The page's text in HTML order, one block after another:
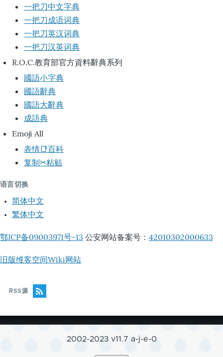
一把刀中文字典
一把刀成语词典
一把刀英汉词典
一把刀汉英词典
R.O.C.教育部官方資料辭典系列
國語小字典
國語辭典
國語大辭典
成語典
Emoji All
表情📑百科
复制✂粘贴
语言切换
简体中文
繁体中文
鄂ICP备09003971号-13 公安网站备案号： 42010302000633
旧版维客空间Wiki网站
RSS源
2002-2023 v11.7 a-j-e-0